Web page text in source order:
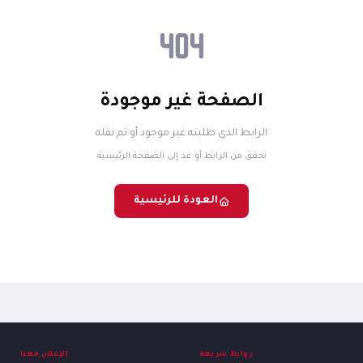
الصفحة غير موجودة
الرابط الذي طلبته غير موجود أو تم نقله
تحقق من الرابط أو عد إلى الصفحة الرئيسية
العودة للرئيسية
روابط سريعة الإعلان معنا